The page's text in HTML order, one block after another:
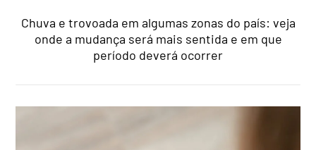
Chuva e trovoada em algumas zonas do país: veja
onde a mudança será mais sentida e em que
período deverá ocorrer